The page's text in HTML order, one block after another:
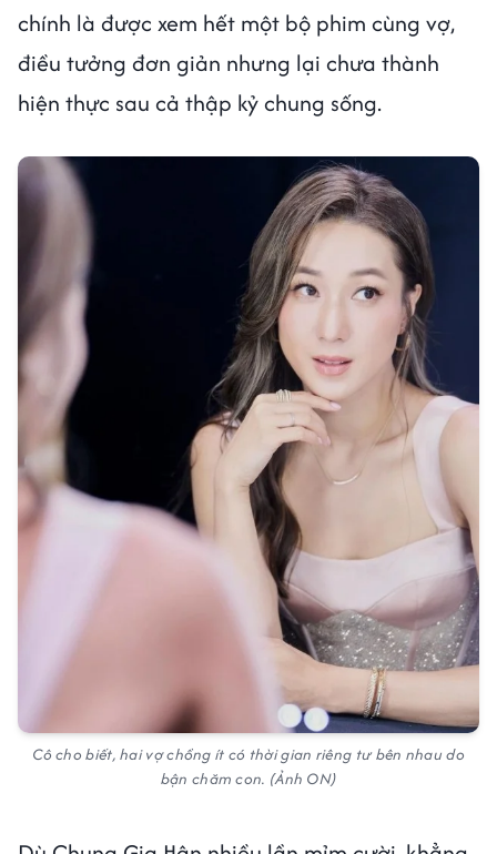
chính là được xem hết một bộ phim cùng vợ,
điều tưởng đơn giản nhưng lại chưa thành
hiện thực sau cả thập kỷ chung sống.
Cô cho biết, hai vợ chồng ít có thời gian riêng tư bên nhau do
bận chăm con. (Ảnh ON)